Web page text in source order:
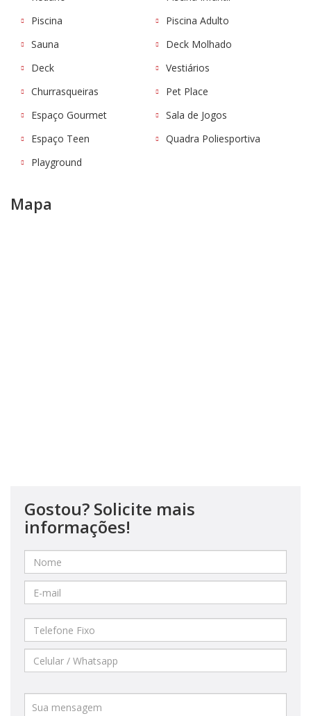
Piscina
Piscina Adulto
Sauna
Deck Molhado
Deck
Vestiários
Churrasqueiras
Pet Place
Espaço Gourmet
Sala de Jogos
Espaço Teen
Quadra Poliesportiva
Playground
Mapa
Gostou? Solicite mais
informações!